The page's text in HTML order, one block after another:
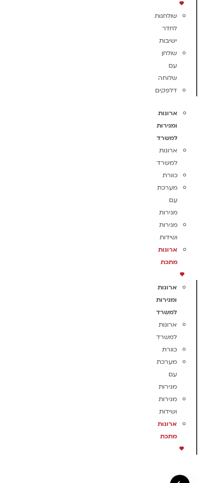
שולחנות
לחדר
ישיבות
שולחן
עם
שלוחה
דלפקים
ארונות
ומגירות
למשרד
ארונות
למשרד
כוורת
מערכת
עם
מגירות
מגירות
ושידות
ארונות
מתכת
ארונות
ומגירות
למשרד
ארונות
למשרד
כוורת
מערכת
עם
מגירות
מגירות
ושידות
ארונות
מתכת